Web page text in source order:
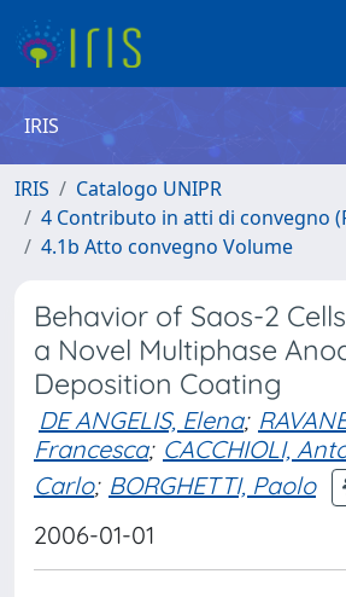
IRIS
IRIS
Catalogo UNIPR
4 Contributo in atti di convegno
4.1b Atto convegno Volume
Behavior of Saos-2
a Novel Multiphase
Deposition Coating
DE ANGELIS, Elena;
Francesca; CACCHIOLI,
Carlo; BORGHETTI, Paolo
2006-01-01